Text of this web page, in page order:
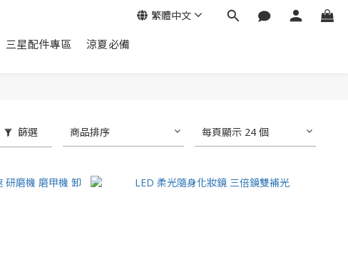
三星配件專區 涼夏必備
繁體中文
篩選 商品排序 每頁顯示 24 個